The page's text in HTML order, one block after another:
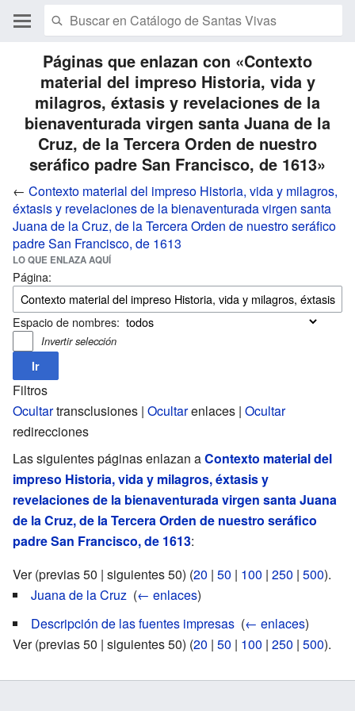
Páginas que enlazan con «Contexto
material del impreso Historia, vida y
milagros, éxtasis y revelaciones de la
bienaventurada virgen santa Juana de la
Cruz, de la Tercera Orden de nuestro
seráfico padre San Francisco, de 1613»
← Contexto material del impreso Historia, vida y milagros,
éxtasis y revelaciones de la bienaventurada virgen santa
Juana de la Cruz, de la Tercera Orden de nuestro seráfico
padre San Francisco, de 1613
LO QUE ENLAZA AQUÍ
Página:
Espacio de nombres:
Invertir selección
Filtros
Ocultartransclusiones | Ocultarenlaces | Ocultar
redirecciones
Las siguientes páginas enlazan aContexto material del
impreso Historia, vida y milagros, éxtasis y
revelaciones de la bienaventurada virgen santa Juana
de la Cruz, de la Tercera Orden de nuestro seráfico
padre San Francisco, de 1613:
Ver (previas 50 | siguientes 50) (20 | 50 | 100 | 250 | 500).
Juana de la Cruz (← enlaces)
Descripción de las fuentes impresas (← enlaces)
Ver (previas 50 | siguientes 50) (20 | 50 | 100 | 250 | 500).